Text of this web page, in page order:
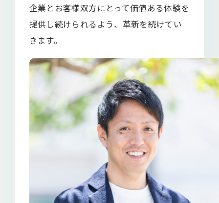
企業とお客様双方にとって価値ある体験を
提供し続けられるよう、革新を続けてい
きます。